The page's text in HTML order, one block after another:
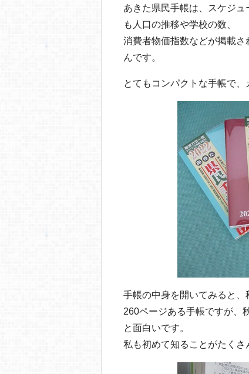
o
o
k
あきた県民手帳は、スケジ
も人口の推移や学校の数、
消費者物価指数などが掲載
んです。
とてもコンパクトな手帳で、
手帳の中身を開いてみると
260ページある手帳ですが、
と面白いです。
私も初めて知ることがたくさ